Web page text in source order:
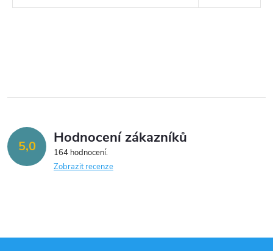
5,0 Hodnocení zákazníků
164 hodnocení
Zobrazit recenze